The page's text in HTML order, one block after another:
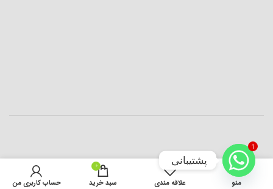
افزودن به سبد خرید
منو علاقه مندی
0
سبد خرید حساب کاربری من
1
پشتیبانی